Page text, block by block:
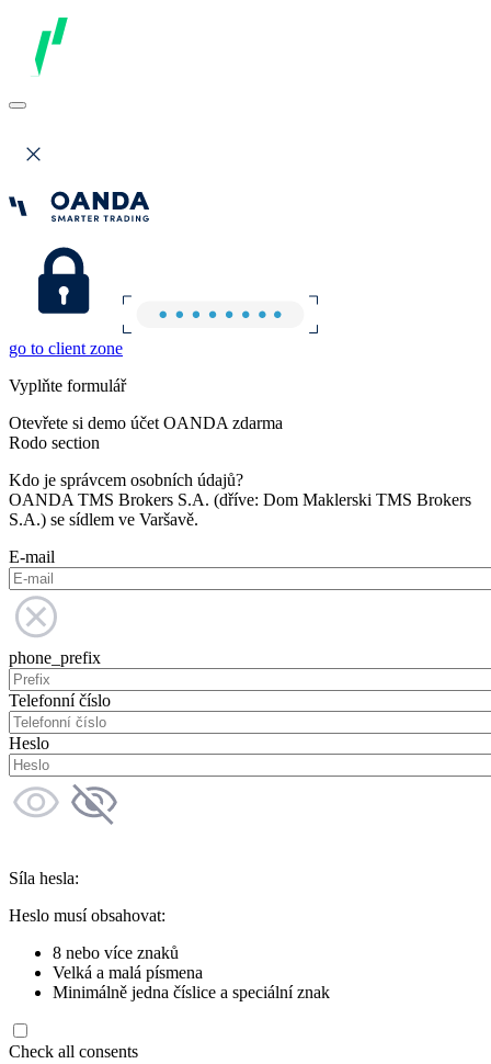
go to client zone
Vyplňte formulář
Otevřete si demo účet OANDA zdarma
Rodo section
Kdo je správcem osobních údajů?
OANDA TMS Brokers S.A. (dříve: Dom Maklerski TMS Brokers
S.A.) se sídlem ve Varšavě.
E-mail
phone_prefix
Telefonní číslo
Heslo
Síla hesla:
Heslo musí obsahovat:
8 nebo více znaků
Velká a malá písmena
Minimálně jedna číslice a speciální znak
Check all consents